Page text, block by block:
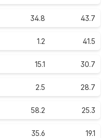
34.8 43.7
1.2 41.5
15.1 30.7
2.5 28.7
58.2 25.3
35.6 19.1